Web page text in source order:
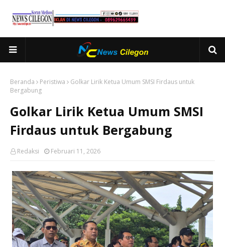
Beranda Peristiwa
Golkar Lirik Ketua Umum SMSI Firdaus untuk
Bergabung
Golkar Lirik Ketua Umum SMSI
Firdaus untuk Bergabung
Redaksi Februari 11, 2026